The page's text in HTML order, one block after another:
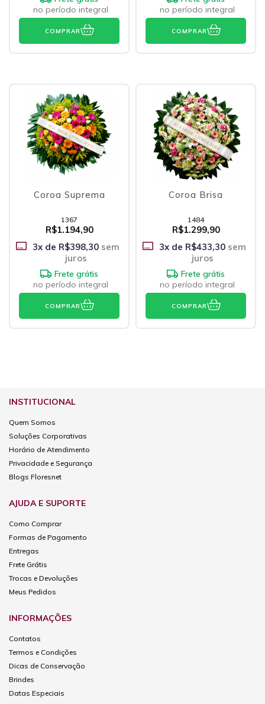
no período integral
COMPRAR
no período integral
COMPRAR
Coroa Suprema
1367
R$1.194,90
3x de R$398,30sem
juros
Frete grátis
no período integral
COMPRAR
Coroa Brisa
1484
R$1.299,90
3x de R$433,30sem
juros
Frete grátis
no período integral
COMPRAR
INSTITUCIONAL
Quem Somos
Soluções Corporativas
Horário de Atendimento
Privacidade e Segurança
Blogs Floresnet
AJUDA E SUPORTE
Como Comprar
Formas de Pagamento
Entregas
Frete Grátis
Trocas e Devoluções
Meus Pedidos
INFORMAÇÕES
Contatos
Termos e Condições
Dicas de Conservação
Brindes
Datas Especiais